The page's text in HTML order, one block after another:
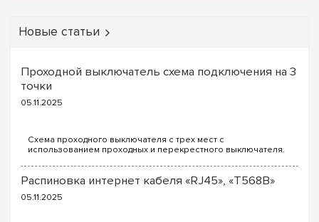
светодиодных элементов.
Современные индикаторы фаз представляют собой
компактные приборы, устанавливаемые в общую модульную
линейку щита. Их использование решает сразу несколько
Повышение безопасности:
лицевой панели предупреждает обслуживающий персонал
при проведении ремонтных работ.
Энергоэффективная LED-технология:
Новые статьи
Проходной выключатель схема подключения на 3
точки
05.11.2025
Схема проходного выключателя с трех мест с
использованием проходных и перекрестного выключателя.
точек потребуются следующие выключатели: ...
Распиновка интернет кабеля «RJ45», «T568B»
05.11.2025